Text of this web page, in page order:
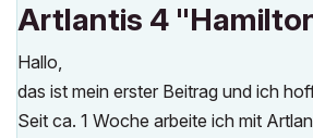
Artlantis 4
Hallo,
das ist mein erster Beitrag und ich
Seit ca. 1 Woche arbeite ich mit